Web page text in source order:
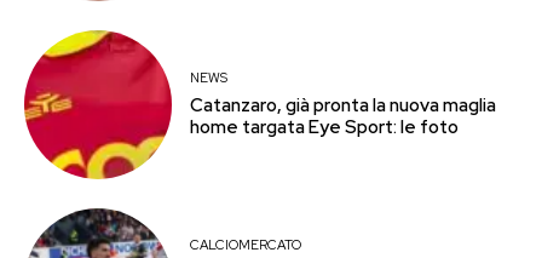
NEWS
Catanzaro, già pronta la nuova maglia
home targata Eye Sport: le foto
CALCIOMERCATO